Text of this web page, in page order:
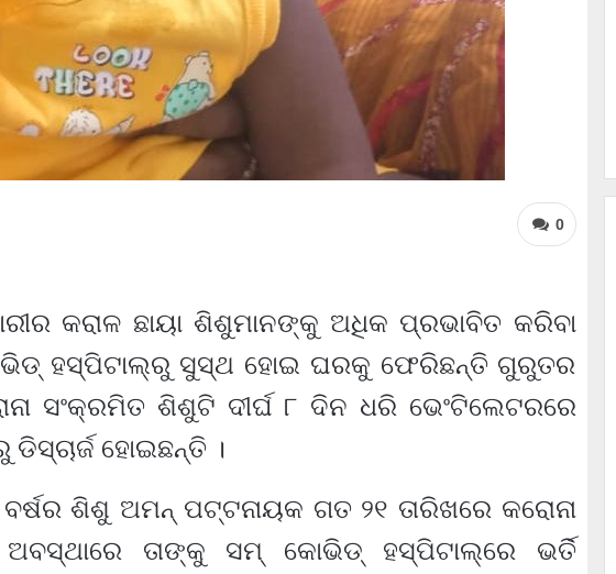
0
କରାଳ ଛାୟା ଶିଶୁମାନଙ୍କୁ ଅଧିକ ପ୍ରଭାବିତ କରିବା
ହସ୍ପିଟାଲ୍‌ରୁ ସୁସ୍ଥ ହୋଇ ଘରକୁ ଫେରିଛନ୍ତି ଗୁରୁତର
ସଂକ୍ରମିତ ଶିଶୁଟି ଦୀର୍ଘ ୮ ଦିନ ଧରି ଭେଂଟିଲେଟରରେ
ହୋଇଛନ୍ତି ।
ଶିଶୁ ଅମନ୍ ପଟ୍ଟନାୟକ ଗତ ୨୧ ତାରିଖରେ କରୋନା
ତାଙ୍କୁ ସମ୍ କୋଭିଡ୍ ହସ୍ପିଟାଲ୍‌ରେ ଭର୍ତି